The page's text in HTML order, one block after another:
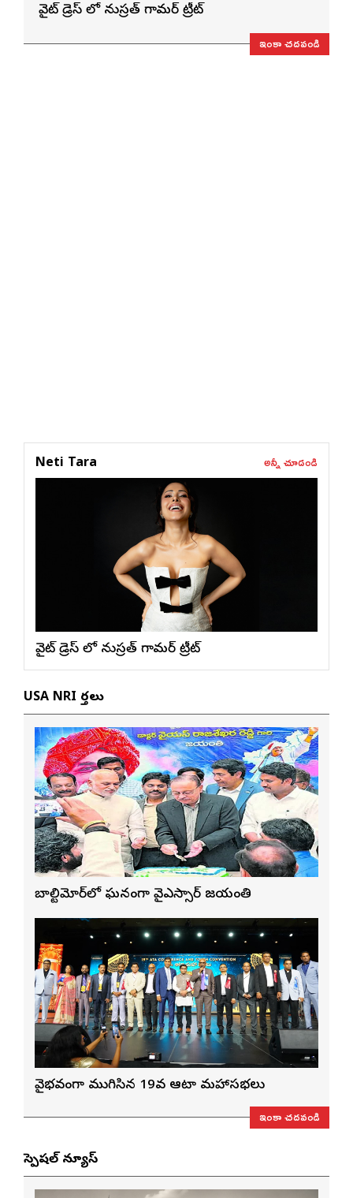
వైట్ డ్రెస్ లో నుస్ర‌త్ గ్లామ‌ర్ ట్రీట్
ఇంకా చదవండి
Neti Tara అన్నీ చూడండి
వైట్ డ్రెస్ లో నుస్ర‌త్ గ్లామ‌ర్ ట్రీట్
USA NRI వార్తలు
బాల్టిమోర్‌లో ఘనంగా వైఎస్సార్‌ జయంతి
వైభవంగా ముగిసిన 19వ ఆటా మహాసభలు
ఇంకా చదవండి
స్పెషల్ న్యూస్